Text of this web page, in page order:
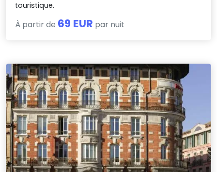
touristique.
À partir de 69 EUR par nuit